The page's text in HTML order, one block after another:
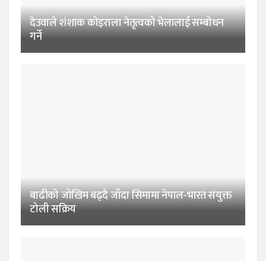
देउवाले शंशाक कोइराला नेतृत्वको भेलालाई सम्बोधन
गर्ने
बाढीको जोखिम बढ्दै जाँदा सिमामा नेपाल-भारत संयुक्त
टोली सक्रिय